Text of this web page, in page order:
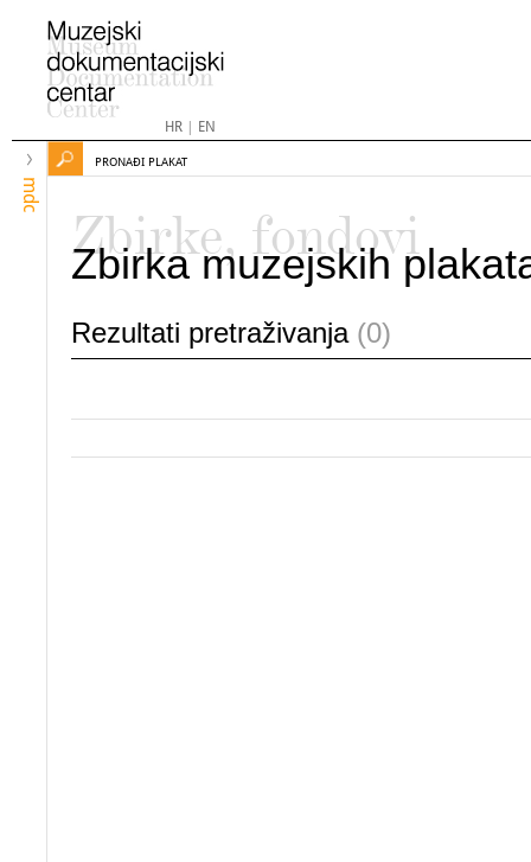
HR| EN
mdc
PRONAĐI PLAKAT
Zbirke, fondovi
Zbirka muzejskih
Rezultati pretraživanja (0)